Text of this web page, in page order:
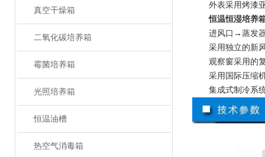
真空干燥箱
二氧化碳培养箱
霉菌培养箱
光照培养箱
恒温油槽
热空气消毒箱
外表采用烤漆
恒温恒湿培养
进风口→蒸发
采用独立的新
观察窗采用的
采用国际压缩
集成式制冷系